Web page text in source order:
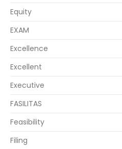
Equity
EXAM
Excellence
Excellent
Executive
FASILITAS
Feasibility
Filing